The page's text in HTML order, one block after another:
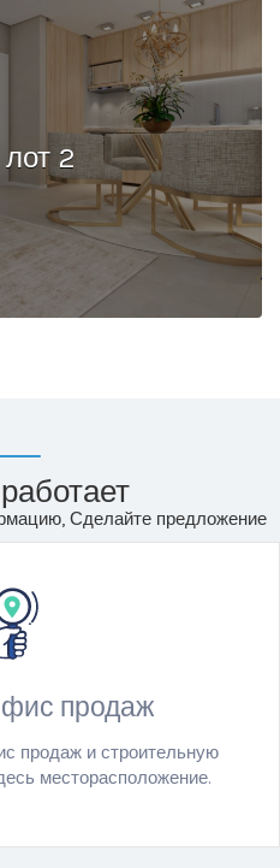
лот 2
Сделайте предложение
продаж
продаж и строительную
месторасположение.